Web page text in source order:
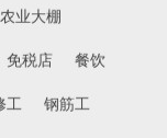
农业大棚
免税店 餐饮
工 钢筋工